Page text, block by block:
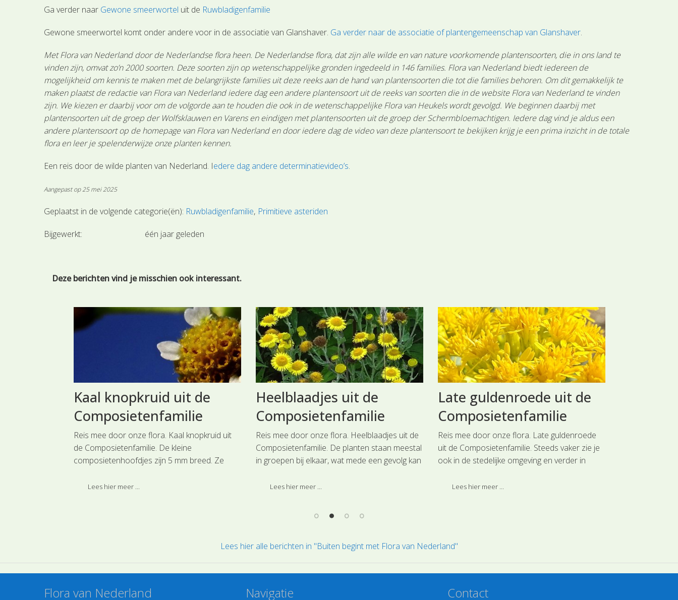
Ga verder naar Gewone smeerwortel uit de Ruwbladigenfamilie
Gewone smeerwortel komt onder andere voor in de associatie van Glanshaver. Ga verder naar de associatie of plantengemeenschap van Glanshaver.
Met Flora van Nederland door de Nederlandse flora heen. De Nederlandse flora, dat zijn alle wilde en van nature voorkomende plantensoorten, die in ons land te
vinden zijn, omvat zo’n 2000 soorten. Deze soorten zijn op wetenschappelijke gronden ingedeeld in 146 families. Flora van Nederland biedt iedereen de
mogelijkheid om kennis te maken met de belangrijkste families uit deze reeks aan de hand van plantensoorten die tot die families behoren. Om dit gemakkelijk te
maken plaatst de redactie van Flora van Nederland iedere dag een andere plantensoort uit de reeks van soorten die in de website Flora van Nederland te vinden
zijn. We kiezen er daarbij voor om de volgorde aan te houden die ook in de wetenschappelijke Flora van Heukels wordt gevolgd. We beginnen daarbij met
plantensoorten uit de groep der Wolfsklauwen en Varens en eindigen met plantensoorten uit de groep der Schermbloemachtigen. Iedere dag vind je aldus een
andere plantensoort op de homepage van Flora van Nederland en door iedere dag de video van deze plantensoort te bekijken krijg je een prima inzicht in de totale
flora en leer je spelenderwijze onze planten kennen.
Een reis door de wilde planten van Nederland. Iedere dag andere determinatievideo’s.
Aangepast op 25 mei 2025
Geplaatst in de volgende categorie(ën): Ruwbladigenfamilie Primitieve asteriden
Bijgewerkt: één jaar geleden
Deze berichten vind je misschien ook interessant.
Kaal knopkruid uit de
Composietenfamilie
Reis mee door onze flora. Kaal knopkruid uit
de Composietenfamilie. De kleine
composietenhoofdjes zijn 5 mm breed. Ze
Lees hier meer ...
Heelblaadjes uit de
Composietenfamilie
Reis mee door onze flora. Heelblaadjes uit de
Composietenfamilie. De planten staan meestal
in groepen bij elkaar, wat mede een gevolg kan
Lees hier meer ...
Late guldenroede uit de
Composietenfamilie
Reis mee door onze flora. Late guldenroede
uit de Composietenfamilie. Steeds vaker zie je
ook in de stedelijke omgeving en verder in
terreinen de gele pluimen van de Late
Lees hier meer ...
Lees hier alle berichten in "Buiten begint met Flora van Nederland"
Flora van Nederland Navigatie Contact